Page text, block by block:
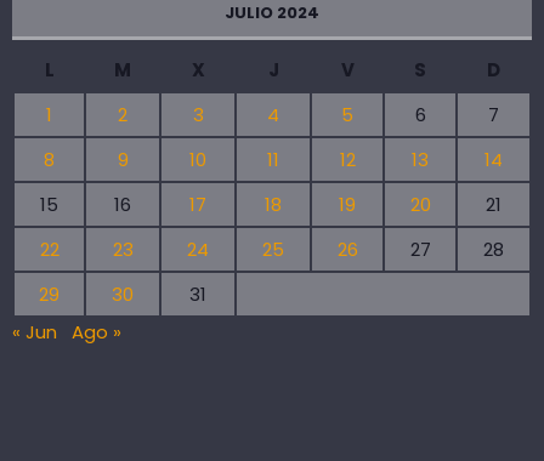
JULIO 2024
L M X J V S
D
1
2 3 4 5 6
7
8
9 10 11 12 13
14
15
16 17 18 19 20
21
22
23 24 25 26 27
28
29
30
31
« Jun
Ago »